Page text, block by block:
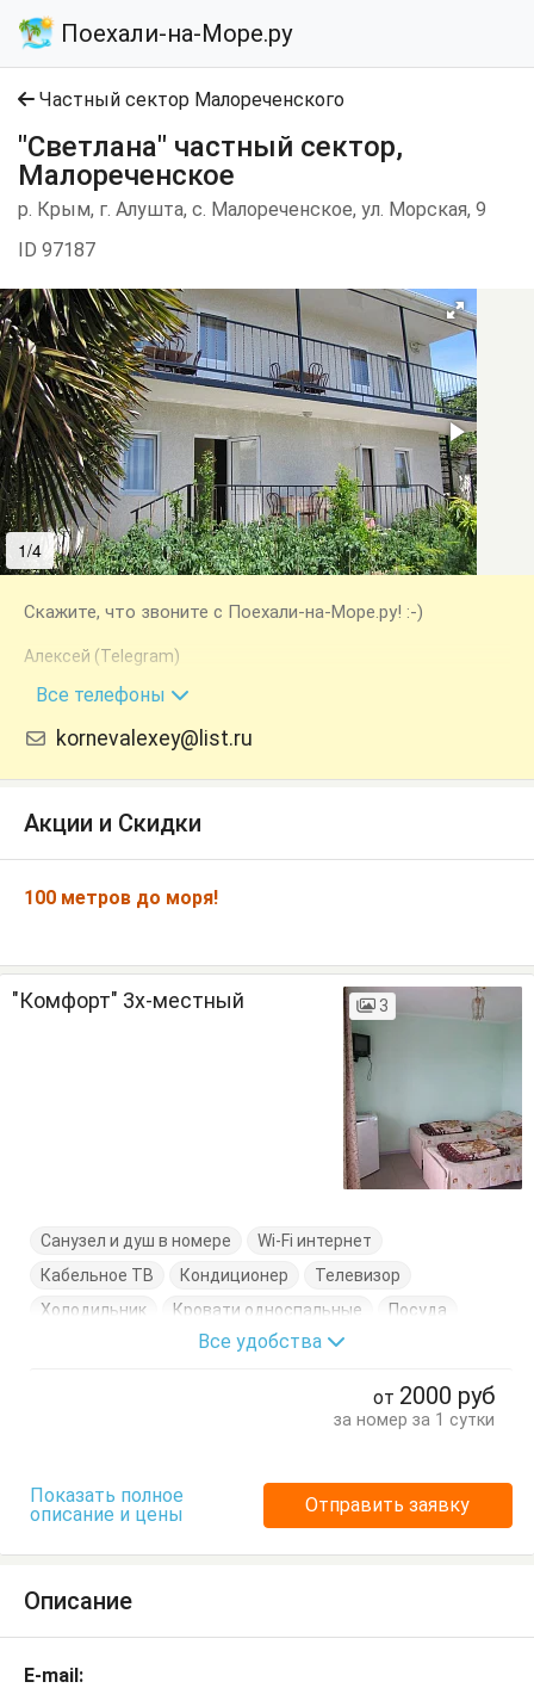
Поехали-на-Море.ру
Частный сектор Малореченского
"Светлана" частный сектор,
Малореченское
р. Крым, г. Алушта, с. Малореченское, ул. Морская, 9
ID 97187
1/4
Скажите, что звоните с Поехали-на-Море.ру! :-)
Алексей (Telegram)
+7 (978) 760-08-15
Все телефоны
kornevalexey@list.ru
Акции и Скидки
100 метров до моря!
"Комфорт" 3х-местный 3
Санузел и душ в номере
Wi-Fi интернет
Кабельное ТВ
Кондиционер
Телевизор
Холодильник
Кровати односпальные
Посуда
Шкаф
Все удобства
от 2000 руб
за номер за 1 сутки
Показать полное
описание и цены
Отправить заявку
Описание
E-mail: